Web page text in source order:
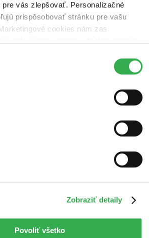
pre vás zlepšovať. Personalizačné
prispôsobovať stránku pre vašu
cookies nám zas
všetky tieto cookies. Ďakujeme!
Zobraziť detaily
Povoliť všetko